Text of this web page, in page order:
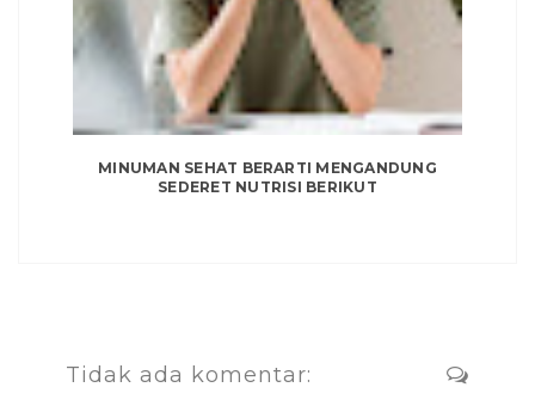
MINUMAN SEHAT BERARTI MENGANDUNG
SEDERET NUTRISI BERIKUT
Tidak ada komentar: